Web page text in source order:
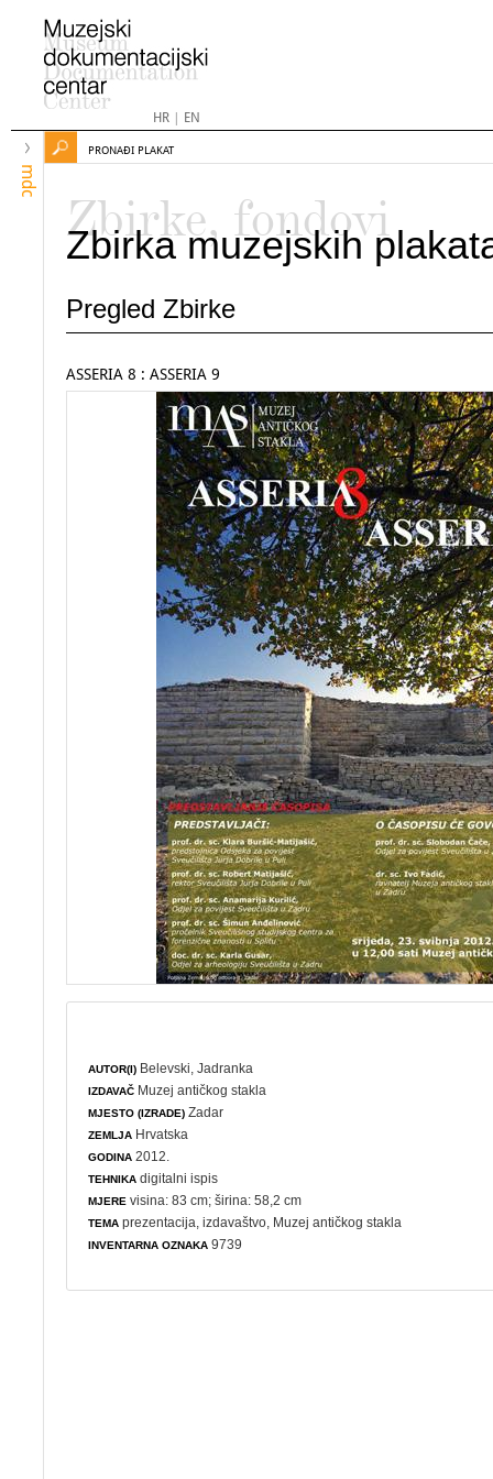
HR| EN
mdc
PRONAĐI PLAKAT
Zbirke, fondovi
Zbirka muzejskih
Pregled Zbirke
ASSERIA 8 : ASSERIA 9
AUTOR(I) Belevski, Jadranka
IZDAVAČ Muzej antičkog stakla
MJESTO (IZRADE) Zadar
ZEMLJA Hrvatska
GODINA 2012.
TEHNIKA digitalni ispis
MJERE visina: 83 cm; širina: 58,2 cm
TEMA prezentacija ,izdavaštvo , Muzej antičkog stakla
INVENTARNA OZNAKA 9739